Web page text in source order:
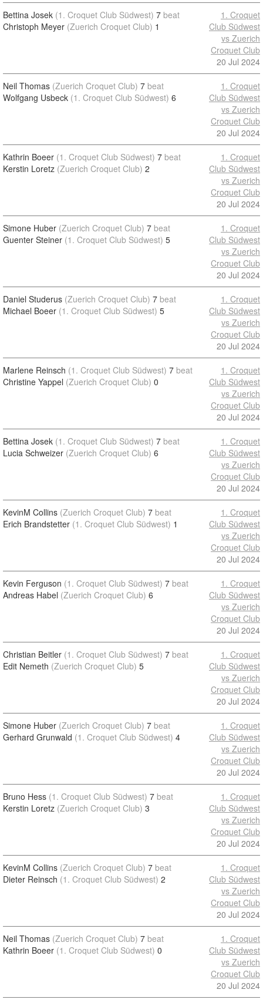
Bettina Josek (1. Croquet Club Südwest) 7 beat
Christoph Meyer (Zuerich Croquet Club) 1
1. Croquet
Club Südwest
vs Zuerich
Croquet Club
20 Jul 2024
Neil Thomas (Zuerich Croquet Club) 7 beat
Wolfgang Usbeck (1. Croquet Club Südwest) 6
1. Croquet
Club Südwest
vs Zuerich
Croquet Club
20 Jul 2024
Kathrin Boeer (1. Croquet Club Südwest) 7 beat
Kerstin Loretz (Zuerich Croquet Club) 2
1. Croquet
Club Südwest
vs Zuerich
Croquet Club
20 Jul 2024
Simone Huber (Zuerich Croquet Club) 7 beat
Guenter Steiner (1. Croquet Club Südwest) 5
1. Croquet
Club Südwest
vs Zuerich
Croquet Club
20 Jul 2024
Daniel Studerus (Zuerich Croquet Club) 7 beat
Michael Boeer (1. Croquet Club Südwest) 5
1. Croquet
Club Südwest
vs Zuerich
Croquet Club
20 Jul 2024
Marlene Reinsch (1. Croquet Club Südwest) 7 beat
Christine Yappel (Zuerich Croquet Club) 0
1. Croquet
Club Südwest
vs Zuerich
Croquet Club
20 Jul 2024
Bettina Josek (1. Croquet Club Südwest) 7 beat
Lucia Schweizer (Zuerich Croquet Club) 6
1. Croquet
Club Südwest
vs Zuerich
Croquet Club
20 Jul 2024
KevinM Collins (Zuerich Croquet Club) 7 beat
Erich Brandstetter (1. Croquet Club Südwest) 1
1. Croquet
Club Südwest
vs Zuerich
Croquet Club
20 Jul 2024
Kevin Ferguson (1. Croquet Club Südwest) 7 beat
Andreas Habel (Zuerich Croquet Club) 6
1. Croquet
Club Südwest
vs Zuerich
Croquet Club
20 Jul 2024
Christian Beitler (1. Croquet Club Südwest) 7 beat
Edit Nemeth (Zuerich Croquet Club) 5
1. Croquet
Club Südwest
vs Zuerich
Croquet Club
20 Jul 2024
Simone Huber (Zuerich Croquet Club) 7 beat
Gerhard Grunwald (1. Croquet Club Südwest) 4
1. Croquet
Club Südwest
vs Zuerich
Croquet Club
20 Jul 2024
Bruno Hess (1. Croquet Club Südwest) 7 beat
Kerstin Loretz (Zuerich Croquet Club) 3
1. Croquet
Club Südwest
vs Zuerich
Croquet Club
20 Jul 2024
KevinM Collins (Zuerich Croquet Club) 7 beat
Dieter Reinsch (1. Croquet Club Südwest) 2
1. Croquet
Club Südwest
vs Zuerich
Croquet Club
20 Jul 2024
Neil Thomas (Zuerich Croquet Club) 7 beat
Kathrin Boeer (1. Croquet Club Südwest) 0
1. Croquet
Club Südwest
vs Zuerich
Croquet Club
20 Jul 2024